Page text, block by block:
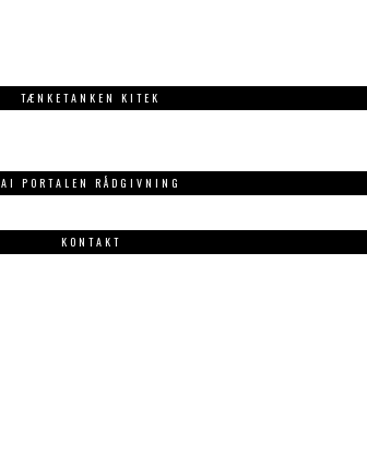
TÆNKETANKEN KITEK
AI PORTALEN RÅDGIVNING
KONTAKT